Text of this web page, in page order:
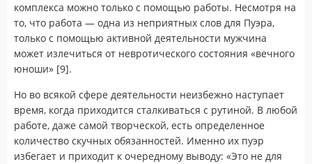
комплекса можно только с помощью работы. Несмотря на
то, что работа — одна из неприятных слов для Пуэра,
только с помощью активной деятельности мужчина
может излечиться от невротического состояния «вечного
юноши» [9].
Но во всякой сфере деятельности неизбежно наступает
время, когда приходится сталкиваться с рутиной. В любой
работе, даже самой творческой, есть определенное
количество скучных обязанностей. Именно их пуэр
избегает и приходит к очередному выводу: «Это не для